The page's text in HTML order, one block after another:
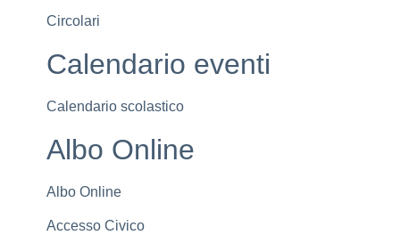
Circolari
Calendario eventi
Calendario scolastico
Albo Online
Albo Online
Accesso Civico